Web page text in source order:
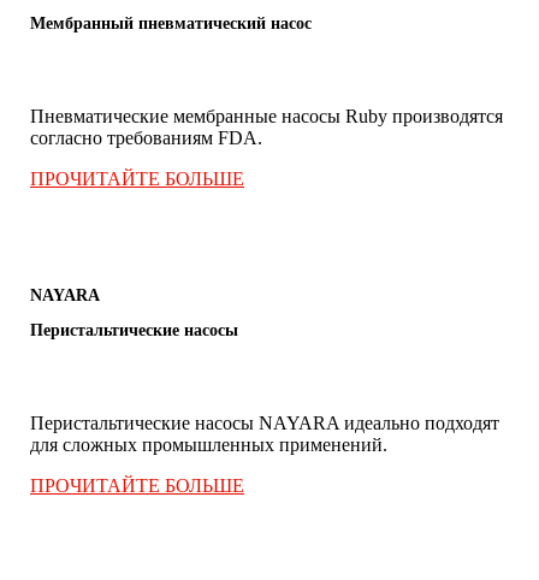
Мембранный пневматический насос
Пневматические мембранные насосы Ruby производятся
согласно требованиям FDA.
ПРОЧИТАЙТЕ БОЛЬШЕ
NAYARA
Перистальтические насосы
Перистальтические насосы NAYARA идеально подходят
для сложных промышленных применений.
ПРОЧИТАЙТЕ БОЛЬШЕ